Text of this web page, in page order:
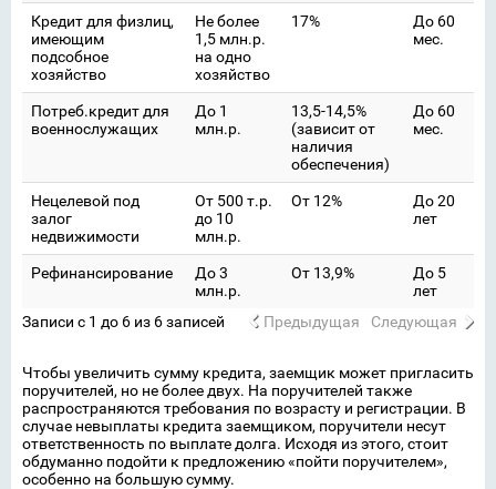
Кредит для физлиц,
имеющим
подсобное
хозяйство
Не более
1,5 млн.р.
на одно
хозяйство
17%
До 60
мес.
Потреб.кредит для
военнослужащих
До 1
млн.р.
13,5-14,5%
(зависит от
наличия
обеспечения)
До 60
мес.
Нецелевой под
залог
недвижимости
От 500 т.р.
до 10
млн.р.
От 12%
До 20
лет
Рефинансирование
До 3
млн.р.
От 13,9%
До 5
лет
Записи с 1 до 6 из 6 записей
Предыдущая Следующая
Чтобы увеличить сумму кредита, заемщик может пригласить
поручителей, но не более двух. На поручителей также
распространяются требования по возрасту и регистрации. В
случае невыплаты кредита заемщиком, поручители несут
ответственность по выплате долга. Исходя из этого, стоит
обдуманно подойти к предложению «пойти поручителем»,
особенно на большую сумму.